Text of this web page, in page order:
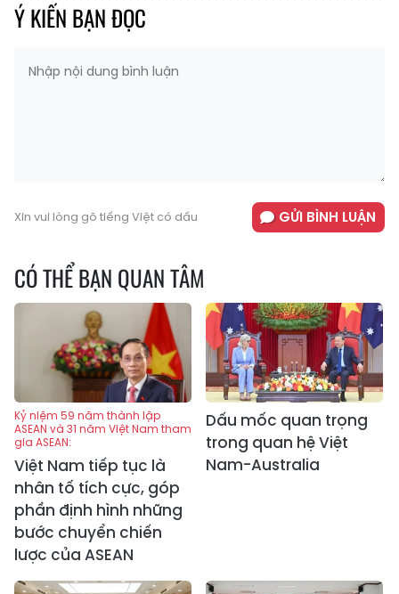
Ý KIẾN BẠN ĐỌC
Xin vui lòng gõ tiếng Việt có dấu GỬI BÌNH LUẬN
CÓ THỂ BẠN QUAN TÂM
Kỷ niệm 59 năm thành lập
ASEAN và 31 năm Việt Nam tham
gia ASEAN:
Việt Nam tiếp tục là
nhân tố tích cực, góp
phần định hình những
bước chuyển chiến
lược của ASEAN
Dấu mốc quan trọng
trong quan hệ Việt
Nam-Australia